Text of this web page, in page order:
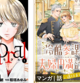
マンガ｜話